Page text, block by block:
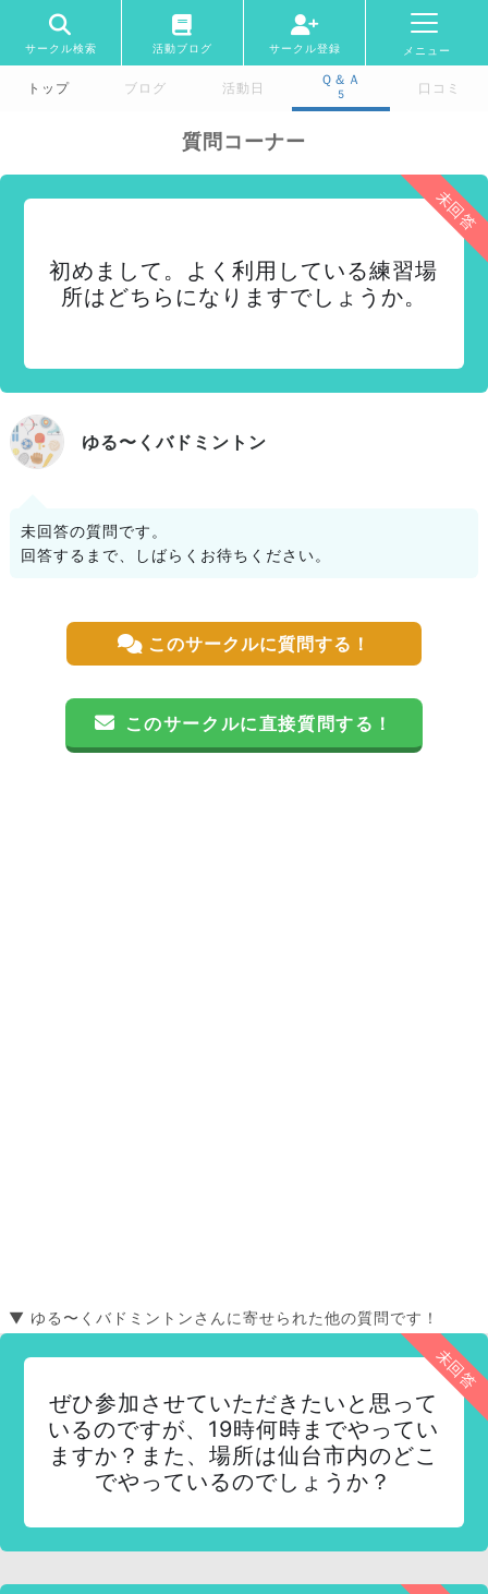
サークル検索 活動ブログ サークル登録 メニュー
トップ ブログ 活動日
Ｑ＆Ａ
5 口コミ
質問コーナー
未回答
初めまして。よく利用している練習場
所はどちらになりますでしょうか。
ゆる〜くバドミントン
未回答の質問です。
回答するまで、しばらくお待ちください。
このサークルに質問する！
このサークルに直接質問する！
▼ ゆる〜くバドミントンさんに寄せられた他の質問です！
未回答
ぜひ参加させていただきたいと思って
いるのですが、19時何時までやってい
ますか？また、場所は仙台市内のどこ
でやっているのでしょうか？